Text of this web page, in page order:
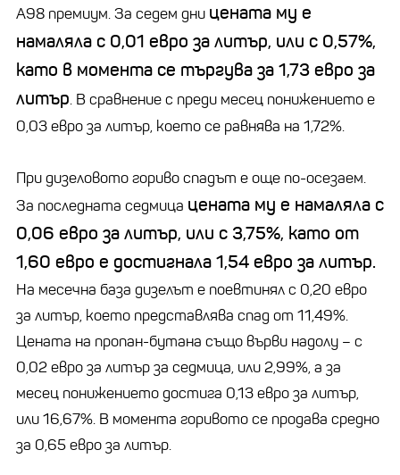
А98 премиум. За седем дни цената му е
намаляла с 0,01 евро за литър, или с 0,57%,
като в момента се търгува за 1,73 евро за
литър. В сравнение с преди месец понижението е
0,03 евро за литър, което се равнява на 1,72%.
При дизеловото гориво спадът е още по-осезаем.
За последната седмица цената му е намаляла с
0,06 евро за литър, или с 3,75%, като от
1,60 евро е достигнала 1,54 евро за литър.
На месечна база дизелът е поевтинял с 0,20 евро
за литър, което представлява спад от 11,49%.
Цената на пропан-бутана също върви надолу – с
0,02 евро за литър за седмица, или 2,99%, а за
месец понижението достига 0,13 евро за литър,
или 16,67%. В момента горивото се продава средно
за 0,65 евро за литър.